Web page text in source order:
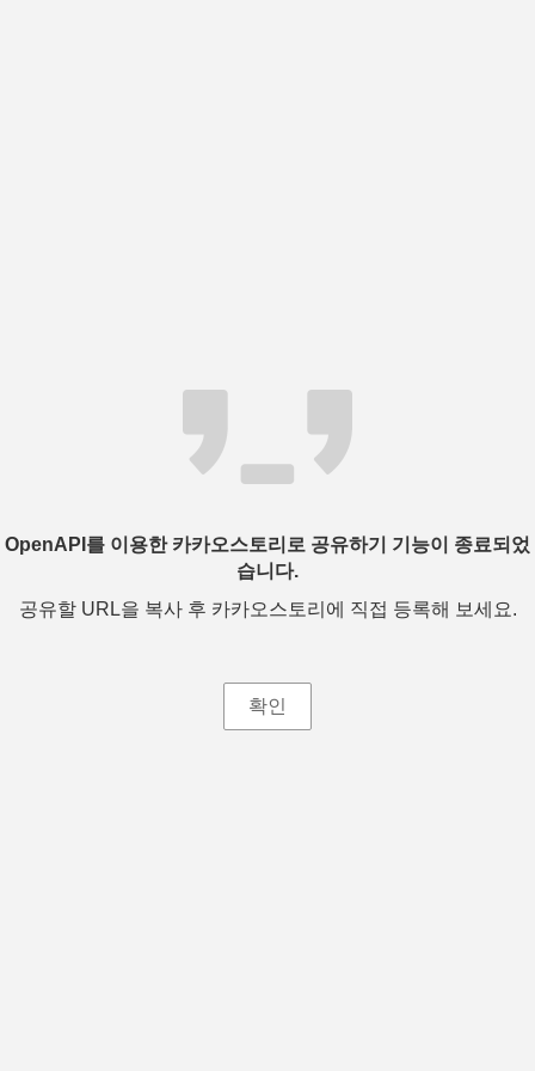
OpenAPI를 이용한 카카오스토리로 공유하기 기능이 종료되었
습니다.
공유할 URL을 복사 후 카카오스토리에 직접 등록해 보세요.
확인